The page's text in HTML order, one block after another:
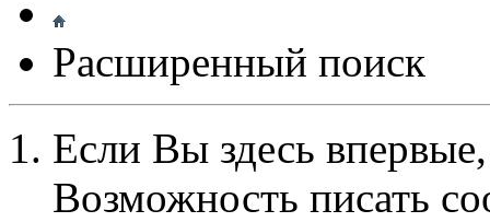
Расширенный поиск
Если Вы здесь
Возможность писать